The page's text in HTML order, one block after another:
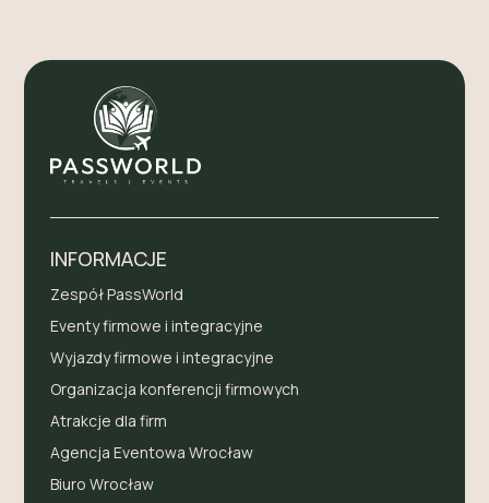
INFORMACJE
Zespół PassWorld
Eventy firmowe i integracyjne
Wyjazdy firmowe i integracyjne
Organizacja konferencji firmowych
Atrakcje dla firm
Agencja Eventowa Wrocław
Biuro Wrocław